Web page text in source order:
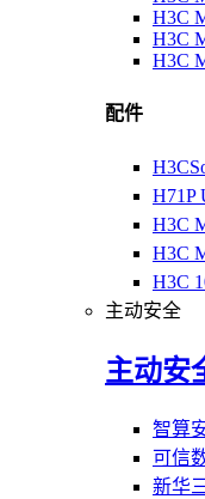
H3C
H3C
H3C
配件
H71P
H3C
H3C
H3C
主动安全
主动安
智算
可信
新华